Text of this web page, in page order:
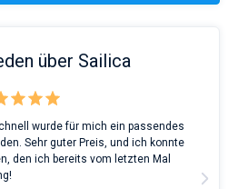
über Sailica
wurde für mich ein passendes
Sehr guter Preis, und ich konnte
den ich bereits vom letzten Mal